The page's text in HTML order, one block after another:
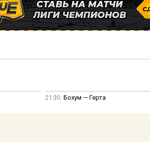
21:30 Бохум — Герта